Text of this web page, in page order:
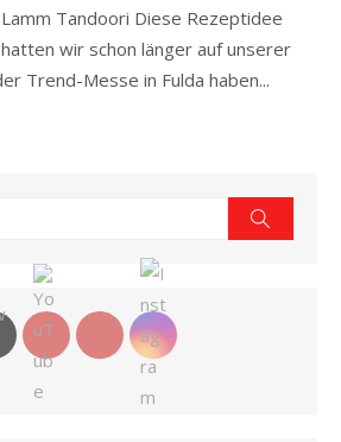
Lamm Tandoori Diese Rezeptidee
hatten wir schon länger auf unserer
Trend-Messe in Fulda haben...